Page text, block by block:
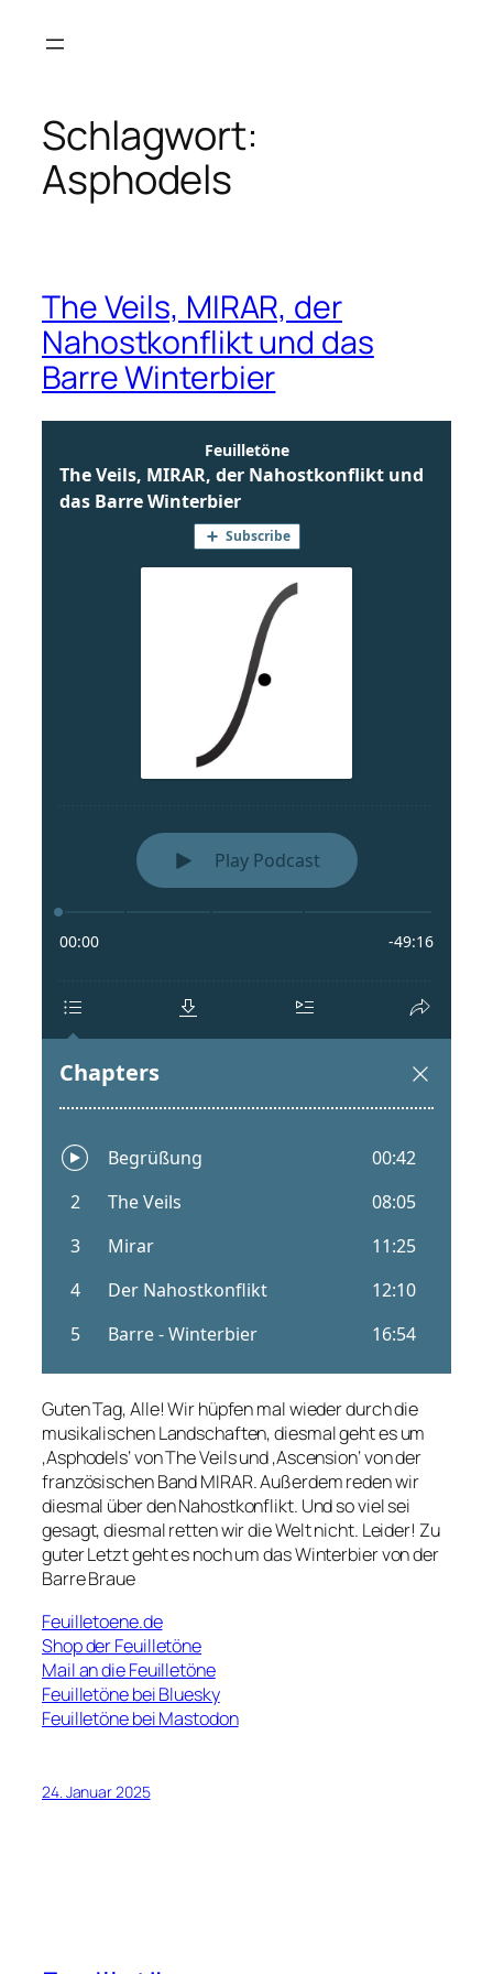
Inhalt
Schlagwort:
Asphodels
The Veils, MIRAR, der
Nahostkonflikt und das
Barre Winterbier
Guten Tag, Alle! Wir hüpfen mal wieder durch die
musikalischen Landschaften, diesmal geht es um
‚Asphodels‘ von The Veils und ‚Ascension‘ von der
französischen Band MIRAR. Außerdem reden wir
diesmal über den Nahostkonflikt. Und so viel sei
gesagt, diesmal retten wir die Welt nicht. Leider! Zu
guter Letzt geht es noch um das Winterbier von der
Barre Braue
Feuilletoene.de
Shop der Feuilletöne
Mail an die Feuilletöne
Feuilletöne bei Bluesky
Feuilletöne bei Mastodon
24. Januar 2025